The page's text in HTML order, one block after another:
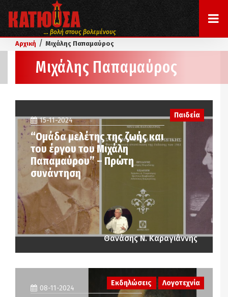
... βολή στους βολεμένους
Αρχική / Μιχάλης Παπαμαύρος
Μιχάλης Παπαμαύρος
Παιδεία
15-11-2024
“Ομάδα μελέτης της ζωής και
του έργου του Μιχάλη
Παπαμαύρου” – Πρώτη
συνάντηση
Θανάσης Ν. Καραγιάννης
08-11-2024
Εκδηλώσεις Λογοτεχνία